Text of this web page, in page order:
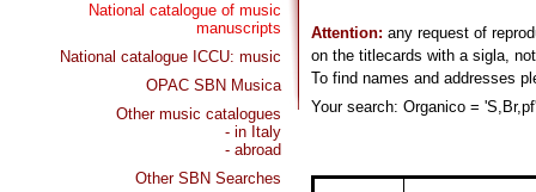
National catalogue of music
manuscripts
National catalogue ICCU: music
OPAC SBN Musica
Other music catalogues
- in Italy
- abroad
Other SBN Searches
Attention: any request of
on the titlecards with a sigla,
To find names and addresses
Your search: Organico =